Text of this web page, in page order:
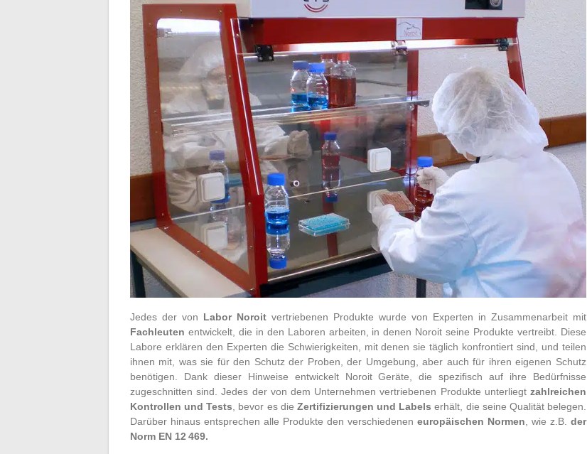
Jedes der von Labor Noroit vertriebenen Produkte wurde von Experten in Zusammenarbeit mit
Fachleuten entwickelt, die in den Laboren arbeiten, in denen Noroit seine Produkte vertreibt. Diese
Labore erklären den Experten die Schwierigkeiten, mit denen sie täglich konfrontiert sind, und teilen
ihnen mit, was sie für den Schutz der Proben, der Umgebung, aber auch für ihren eigenen Schutz
benötigen. Dank dieser Hinweise entwickelt Noroit Geräte, die spezifisch auf ihre Bedürfnisse
zugeschnitten sind. Jedes der von dem Unternehmen vertriebenen Produkte unterliegt zahlreichen
Kontrollen und Tests , bevor es die Zertifizierungen und Labels erhält, die seine Qualität belegen.
Darüber hinaus entsprechen alle Produkte den verschiedenen europäischen Normen , wie z.B. der
Norm EN 12 469.